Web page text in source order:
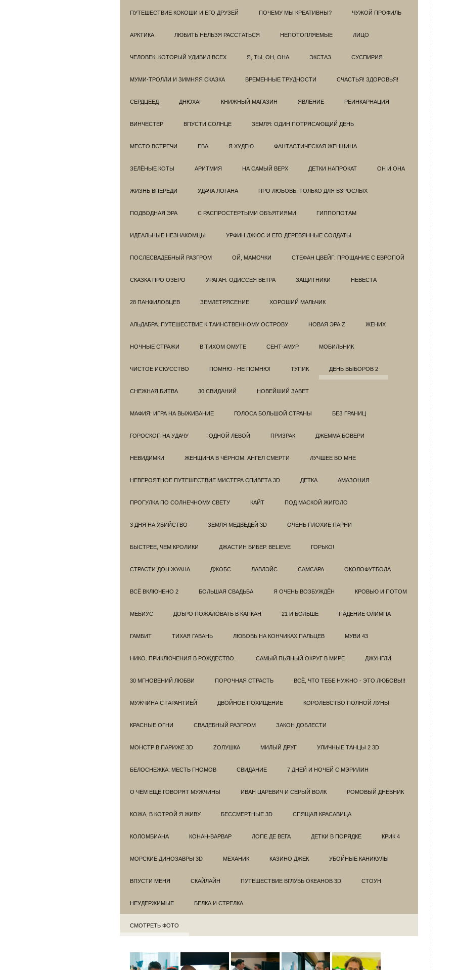
ПУТЕШЕСТВИЕ КОКОШИ И ЕГО ДРУЗЕЙ ПОЧЕМУ МЫ КРЕАТИВНЫ? ЧУЖОЙ ПРОФИЛЬ
АРКТИКА ЛЮБИТЬ НЕЛЬЗЯ РАССТАТЬСЯ НЕПОТОПЛЯЕМЫЕ ЛИЦО
ЧЕЛОВЕК, КОТОРЫЙ УДИВИЛ ВСЕХ Я, ТЫ, ОН, ОНА ЭКСТАЗ СУСПИРИЯ
МУМИ-ТРОЛЛИ И ЗИМНЯЯ СКАЗКА ВРЕМЕННЫЕ ТРУДНОСТИ СЧАСТЬЯ! ЗДОРОВЬЯ!
СЕРДЦЕЕД ДНЮХА! КНИЖНЫЙ МАГАЗИН ЯВЛЕНИЕ РЕИНКАРНАЦИЯ
ВИНЧЕСТЕР ВПУСТИ СОЛНЦЕ ЗЕМЛЯ: ОДИН ПОТРЯСАЮЩИЙ ДЕНЬ
МЕСТО ВСТРЕЧИ ЕВА Я ХУДЕЮ ФАНТАСТИЧЕСКАЯ ЖЕНЩИНА
ЗЕЛЁНЫЕ КОТЫ АРИТМИЯ НА САМЫЙ ВЕРХ ДЕТКИ НАПРОКАТ ОН И ОНА
ЖИЗНЬ ВПЕРЕДИ УДАЧА ЛОГАНА ПРО ЛЮБОВЬ. ТОЛЬКО ДЛЯ ВЗРОСЛЫХ
ПОДВОДНАЯ ЭРА С РАСПРОСТЕРТЫМИ ОБЪЯТИЯМИ ГИППОПОТАМ
ИДЕАЛЬНЫЕ НЕЗНАКОМЦЫ УРФИН ДЖЮС И ЕГО ДЕРЕВЯННЫЕ СОЛДАТЫ
ПОСЛЕСВАДЕБНЫЙ РАЗГРОМ ОЙ, МАМОЧКИ СТЕФАН ЦВЕЙГ: ПРОЩАНИЕ С ЕВРОПОЙ
СКАЗКА ПРО ОЗЕРО УРАГАН: ОДИССЕЯ ВЕТРА ЗАЩИТНИКИ НЕВЕСТА
28 ПАНФИЛОВЦЕВ ЗЕМЛЕТРЯСЕНИЕ ХОРОШИЙ МАЛЬЧИК
АЛЬДАБРА. ПУТЕШЕСТВИЕ К ТАИНСТВЕННОМУ ОСТРОВУ НОВАЯ ЭРА Z ЖЕНИХ
НОЧНЫЕ СТРАЖИ В ТИХОМ ОМУТЕ СЕНТ-АМУР МОБИЛЬНИК
ЧИСТОЕ ИСКУССТВО ПОМНЮ - НЕ ПОМНЮ! ТУПИК ДЕНЬ ВЫБОРОВ 2
СНЕЖНАЯ БИТВА 30 СВИДАНИЙ НОВЕЙШИЙ ЗАВЕТ
МАФИЯ: ИГРА НА ВЫЖИВАНИЕ ГОЛОСА БОЛЬШОЙ СТРАНЫ БЕЗ ГРАНИЦ
ГОРОСКОП НА УДАЧУ ОДНОЙ ЛЕВОЙ ПРИЗРАК ДЖЕММА БОВЕРИ
НЕВИДИМКИ ЖЕНЩИНА В ЧЁРНОМ: АНГЕЛ СМЕРТИ ЛУЧШЕЕ ВО МНЕ
НЕВЕРОЯТНОЕ ПУТЕШЕСТВИЕ МИСТЕРА СПИВЕТА 3D ДЕТКА АМАЗОНИЯ
ПРОГУЛКА ПО СОЛНЕЧНОМУ СВЕТУ КАЙТ ПОД МАСКОЙ ЖИГОЛО
3 ДНЯ НА УБИЙСТВО ЗЕМЛЯ МЕДВЕДЕЙ 3D ОЧЕНЬ ПЛОХИЕ ПАРНИ
БЫСТРЕЕ, ЧЕМ КРОЛИКИ ДЖАСТИН БИБЕР. BELIEVE ГОРЬКО!
СТРАСТИ ДОН ЖУАНА ДЖОБС ЛАВЛЭЙС САМСАРА ОКОЛОФУТБОЛА
ВСЁ ВКЛЮЧЕНО 2 БОЛЬШАЯ СВАДЬБА Я ОЧЕНЬ ВОЗБУЖДЁН КРОВЬЮ И ПОТОМ
МЁБИУС ДОБРО ПОЖАЛОВАТЬ В КАПКАН 21 И БОЛЬШЕ ПАДЕНИЕ ОЛИМПА
ГАМБИТ ТИХАЯ ГАВАНЬ ЛЮБОВЬ НА КОНЧИКАХ ПАЛЬЦЕВ МУВИ 43
НИКО. ПРИКЛЮЧЕНИЯ В РОЖДЕСТВО. САМЫЙ ПЬЯНЫЙ ОКРУГ В МИРЕ ДЖУНГЛИ
30 МГНОВЕНИЙ ЛЮБВИ ПОРОЧНАЯ СТРАСТЬ ВСЁ, ЧТО ТЕБЕ НУЖНО - ЭТО ЛЮБОВЬ!!!
МУЖЧИНА С ГАРАНТИЕЙ ДВОЙНОЕ ПОХИЩЕНИЕ КОРОЛЕВСТВО ПОЛНОЙ ЛУНЫ
КРАСНЫЕ ОГНИ СВАДЕБНЫЙ РАЗГРОМ ЗАКОН ДОБЛЕСТИ
МОНСТР В ПАРИЖЕ 3D ZОЛУШКА МИЛЫЙ ДРУГ УЛИЧНЫЕ ТАНЦЫ 2 3D
БЕЛОСНЕЖКА: МЕСТЬ ГНОМОВ СВИДАНИЕ 7 ДНЕЙ И НОЧЕЙ С МЭРИЛИН
О ЧЁМ ЕЩЁ ГОВОРЯТ МУЖЧИНЫ ИВАН ЦАРЕВИЧ И СЕРЫЙ ВОЛК РОМОВЫЙ ДНЕВНИК
КОЖА, В КОТРОЙ Я ЖИВУ БЕССМЕРТНЫЕ 3D СПЯЩАЯ КРАСАВИЦА
КОЛОМБИАНА КОНАН-ВАРВАР ЛОПЕ ДЕ ВЕГА ДЕТКИ В ПОРЯДКЕ КРИК 4
МОРСКИЕ ДИНОЗАВРЫ 3D МЕХАНИК КАЗИНО ДЖЕК УБОЙНЫЕ КАНИКУЛЫ
ВПУСТИ МЕНЯ СКАЙЛАЙН ПУТЕШЕСТВИЕ ВГЛУБЬ ОКЕАНОВ 3D СТОУН
НЕУДЕРЖИМЫЕ БЕЛКА И СТРЕЛКА
СМОТРЕТЬ ФОТО